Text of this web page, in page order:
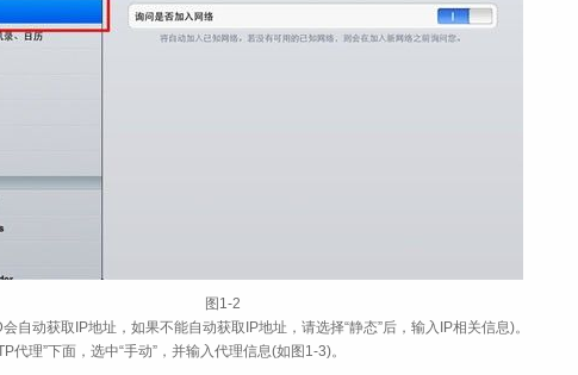
图1-2
自动获取IP地址，如果不能自动获取IP地址，请选择“静态”后，输入IP相关信息)。
代理”下面，选中“手动”，并输入代理信息(如图1-3)。